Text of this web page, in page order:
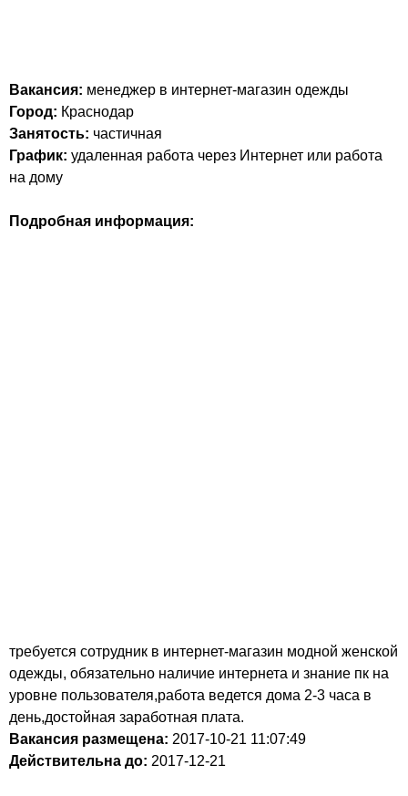
Вакансия: менеджер в интернет-магазин одежды
Город: Краснодар
Занятость: частичная
График: удаленная работа через Интернет или работа
на дому
Подробная информация:
требуется сотрудник в интернет-магазин модной женской
одежды, обязательно наличие интернета и знание пк на
уровне пользователя,работа ведется дома 2-3 часа в
день,достойная заработная плата.
Вакансия размещена: 2017-10-21 11:07:49
Действительна до: 2017-12-21